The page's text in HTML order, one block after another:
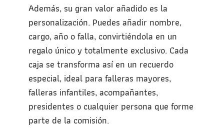
Además, su gran valor añadido es la
personalización. Puedes añadir nombre,
cargo, año o falla, convirtiéndola en un
regalo único y totalmente exclusivo. Cada
caja se transforma así en un recuerdo
especial, ideal para falleras mayores,
falleras infantiles, acompañantes,
presidentes o cualquier persona que forme
parte de la comisión.